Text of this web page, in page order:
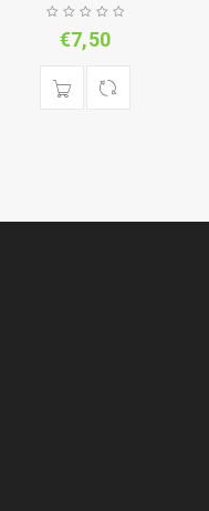
€7,50